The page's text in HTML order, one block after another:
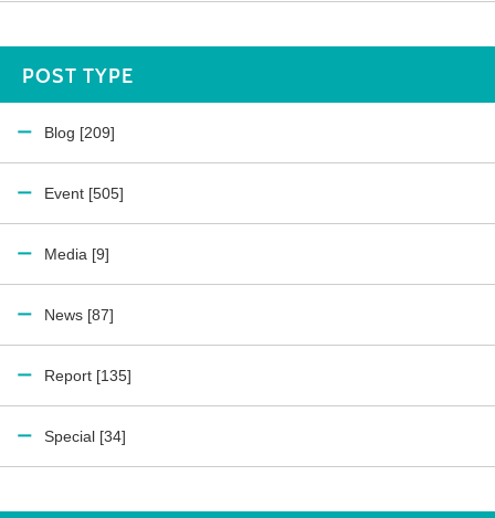
POST TYPE
Blog [209]
Event [505]
Media [9]
News [87]
Report [135]
Special [34]